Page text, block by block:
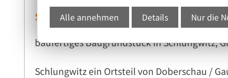
Sonstige Angaben
baufertiges Baugrundstück in Schlungwitz,
Schlungwitz ein Ortsteil von Doberschau /
Alle annehmen Details Nur die